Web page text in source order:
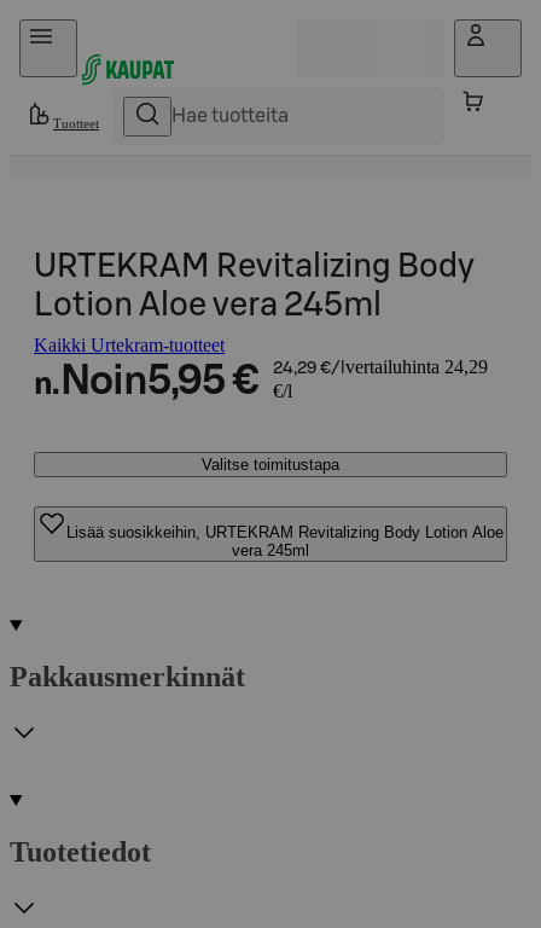
Hyppää sisältöön
Tuotteet
URTEKRAM Revitalizing Body
Lotion Aloe vera 245ml
Kaikki Urtekram-tuotteet
n. Noin5,95 € 24,29 €/l vertailuhinta 24,29
€/l
Valitse toimitustapa
Lisää suosikkeihin, URTEKRAM Revitalizing Body Lotion Aloe
vera 245ml
Pakkausmerkinnät
Tuotetiedot